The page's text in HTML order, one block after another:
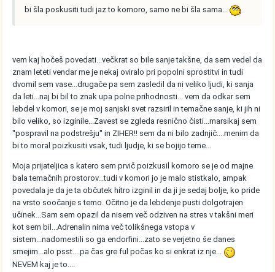
bi šla poskusiti tudi jaz to komoro, samo ne bi šla sama...
vem kaj hočeš povedati...večkrat so bile sanje takšne, da sem vedel da
znam leteti vendar me je nekaj oviralo pri popolni sprostitvi in tudi
dvomil sem vase...drugače pa sem zasledil da ni veliko ljudi, ki sanja
da leti...naj bi bil to znak upa polne prihodnosti... vem da odkar sem
lebdel v komori, se je moj sanjski svet razsiril in temačne sanje, ki jih ni
bilo veliko, so izginile...Zavest se zgleda resnično čisti...marsikaj sem
''pospravil na podstrešju'' in ZIHER!! sem da ni bilo zadnjič....menim da
bi to moral poizkusiti vsak, tudi ljudje, ki se bojijo teme...
Moja prijateljica s katero sem prvič poizkusil komoro se je od majne
bala temačnih prostorov...tudi v komori jo je malo stistkalo, ampak
povedala je da je ta občutek hitro izginil in da ji je sedaj bolje, ko pride
na vrsto soočanje s temo. Očitno je da lebdenje pusti dolgotrajen
učinek...Sam sem opazil da nisem več odziven na stres v takšni meri
kot sem bil...Adrenalin nima več tolikšnega vstopa v
sistem...nadomestili so ga endorfini...zato se verjetno še danes
smejim...alo psst....pa čas gre ful počas ko si enkrat iz nje...
NEVEM kaj je to....